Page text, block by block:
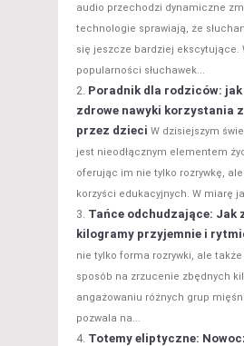
audio przechodzi dynamiczne
technologie sprawiają, że
się jeszcze bardziej ekscytujące.
popularności słuchawek...
Poradnik dla rodziców:
zdrowe nawyki korzystania
przez dzieci W dzisiejszym
jest nieodłącznym elementem
oferując im nie tylko rozrywkę,
korzyści edukacyjnych. W miarę
Tańce odchudzające: Jak
kilogramy przyjemnie i
nie tylko forma rozrywki, ale
sposób na zrzucenie zbędnych
angażowaniu różnych grup
pozwala na...
Totemy eliptyczne: